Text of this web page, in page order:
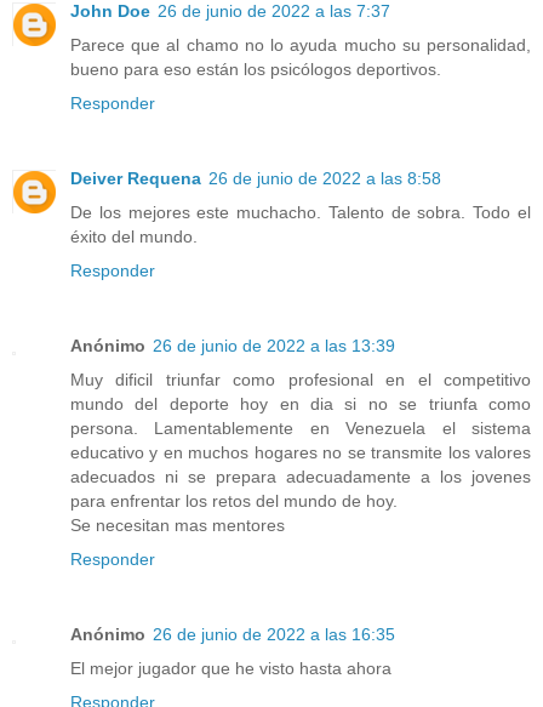
John Doe 26 de junio de 2022 a las 7:37
Parece que al chamo no lo ayuda mucho su personalidad,
bueno para eso están los psicólogos deportivos.
Responder
Deiver Requena 26 de junio de 2022 a las 8:58
De los mejores este muchacho. Talento de sobra. Todo el
éxito del mundo.
Responder
Anónimo 26 de junio de 2022 a las 13:39
Muy dificil triunfar como profesional en el competitivo
mundo del deporte hoy en dia si no se triunfa como
persona. Lamentablemente en Venezuela el sistema
educativo y en muchos hogares no se transmite los valores
adecuados ni se prepara adecuadamente a los jovenes
para enfrentar los retos del mundo de hoy.
Se necesitan mas mentores
Responder
Anónimo 26 de junio de 2022 a las 16:35
El mejor jugador que he visto hasta ahora
Responder